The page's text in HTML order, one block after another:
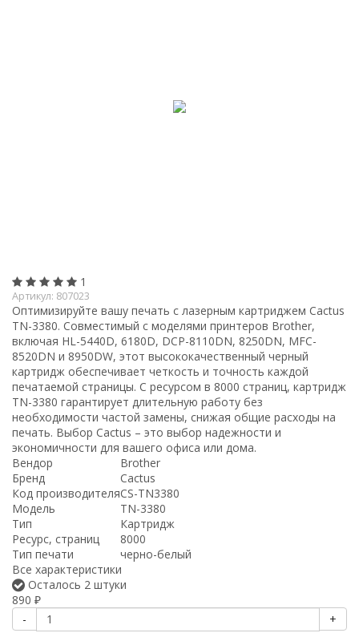
1
Артикул: 807023
Оптимизируйте вашу печать с лазерным картриджем Cactus
TN-3380. Совместимый с моделями принтеров Brother,
включая HL-5440D, 6180D, DCP-8110DN, 8250DN, MFC-
8520DN и 8950DW, этот высококачественный черный
картридж обеспечивает четкость и точность каждой
печатаемой страницы. С ресурсом в 8000 страниц, картридж
TN-3380 гарантирует длительную работу без
необходимости частой замены, снижая общие расходы на
печать. Выбор Cactus – это выбор надежности и
экономичности для вашего офиса или дома.
Вендор
Brother
Бренд
Cactus
Код производителяCS-TN3380
Модель
TN-3380
Тип
Картридж
Ресурс, страниц
8000
Тип печати
черно-белый
Все характеристики
Осталось 2 штуки
890 ₽
- +